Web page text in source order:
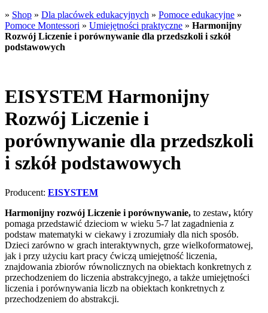
» Shop » Dla placówek edukacyjnych » Pomoce edukacyjne »
Pomoce Montessori » Umiejętności praktyczne » Harmonijny
Rozwój Liczenie i porównywanie dla przedszkoli i szkół
podstawowych
EISYSTEM Harmonijny
Rozwój Liczenie i
porównywanie dla przedszkoli
i szkół podstawowych
Producent: EISYSTEM
Harmonijny rozwój Liczenie i porównywanie, to zestaw, który
pomaga przedstawić dzieciom w wieku 5-7 lat zagadnienia z
podstaw matematyki w ciekawy i zrozumiały dla nich sposób.
Dzieci zarówno w grach interaktywnych, grze wielkoformatowej,
jak i przy użyciu kart pracy ćwiczą umiejętność liczenia,
znajdowania zbiorów równolicznych na obiektach konkretnych z
przechodzeniem do liczenia abstrakcyjnego, a także umiejętności
liczenia i porównywania liczb na obiektach konkretnych z
przechodzeniem do abstrakcji.